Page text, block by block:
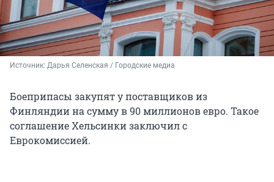
Источник: Дарья Селенская / Городские медиа
Боеприпасы закупят у поставщиков из
Финляндии на сумму в 90 миллионов евро. Такое
соглашение Хельсинки заключил с
Еврокомиссией.